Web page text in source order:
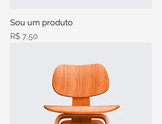
Sou um produto
Preço
R$ 7,50